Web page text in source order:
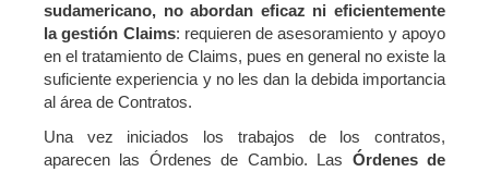
sudamericano, no abordan eficaz ni eficientemente
la gestión Claims: requieren de asesoramiento y apoyo
en el tratamiento de Claims, pues en general no existe la
suficiente experiencia y no les dan la debida importancia
al área de Contratos.
Una vez iniciados los trabajos de los contratos,
aparecen las Órdenes de Cambio. Las Órdenes de